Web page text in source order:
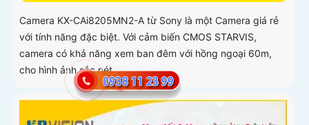
Camera KX-CAi8205MN2-A từ Sony là một Camera giá rẻ
với tính năng đặc biệt. Với cảm biến CMOS STARVIS,
camera có khả năng xem ban đêm với hồng ngoại 60m,
cho hình ảnh sắc nét